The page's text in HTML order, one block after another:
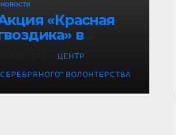
НОВОСТИ
«Красная
в
Воронежской
области!ЦЕНТР
ВОЛОНТЕРСТВА